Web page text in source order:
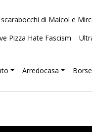
scarabocchi di Maicol e
Pizza Hate Fascism
Arredocasa